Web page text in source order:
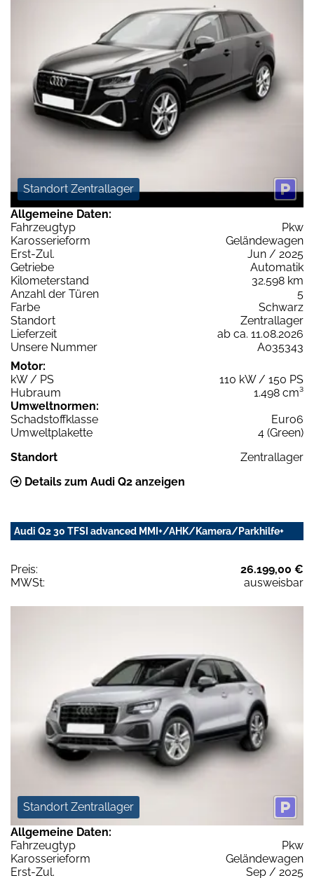
Standort Zentrallager
Allgemeine Daten:
Fahrzeugtyp
Pkw
Karosserieform
Geländewagen
Erst-Zul.
Jun / 2025
Getriebe
Automatik
Kilometerstand
32.598 km
Anzahl der Türen
5
Farbe
Schwarz
Standort
Zentrallager
Lieferzeit
ab ca. 11.08.2026
Unsere Nummer
A035343
Motor:
kW / PS
110 kW / 150 PS
Hubraum
1.498 cm³
Umweltnormen:
Schadstoffklasse
Euro6
Umweltplakette
4 (Green)
Standort
Zentrallager
Details zum Audi Q2 anzeigen
Audi Q2 30 TFSI advanced MMI+/AHK/Kamera/Parkhilfe+
Preis:
26.199,00 €
MWSt:
ausweisbar
Standort Zentrallager
Allgemeine Daten:
Fahrzeugtyp
Pkw
Karosserieform
Geländewagen
Erst-Zul.
Sep / 2025